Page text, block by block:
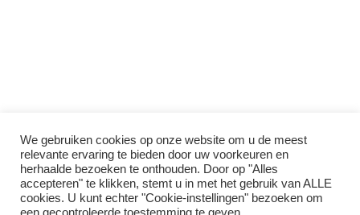
We gebruiken cookies op onze website om u de meest
relevante ervaring te bieden door uw voorkeuren en
herhaalde bezoeken te onthouden. Door op "Alles
accepteren" te klikken, stemt u in met het gebruik van ALLE
cookies. U kunt echter "Cookie-instellingen" bezoeken om